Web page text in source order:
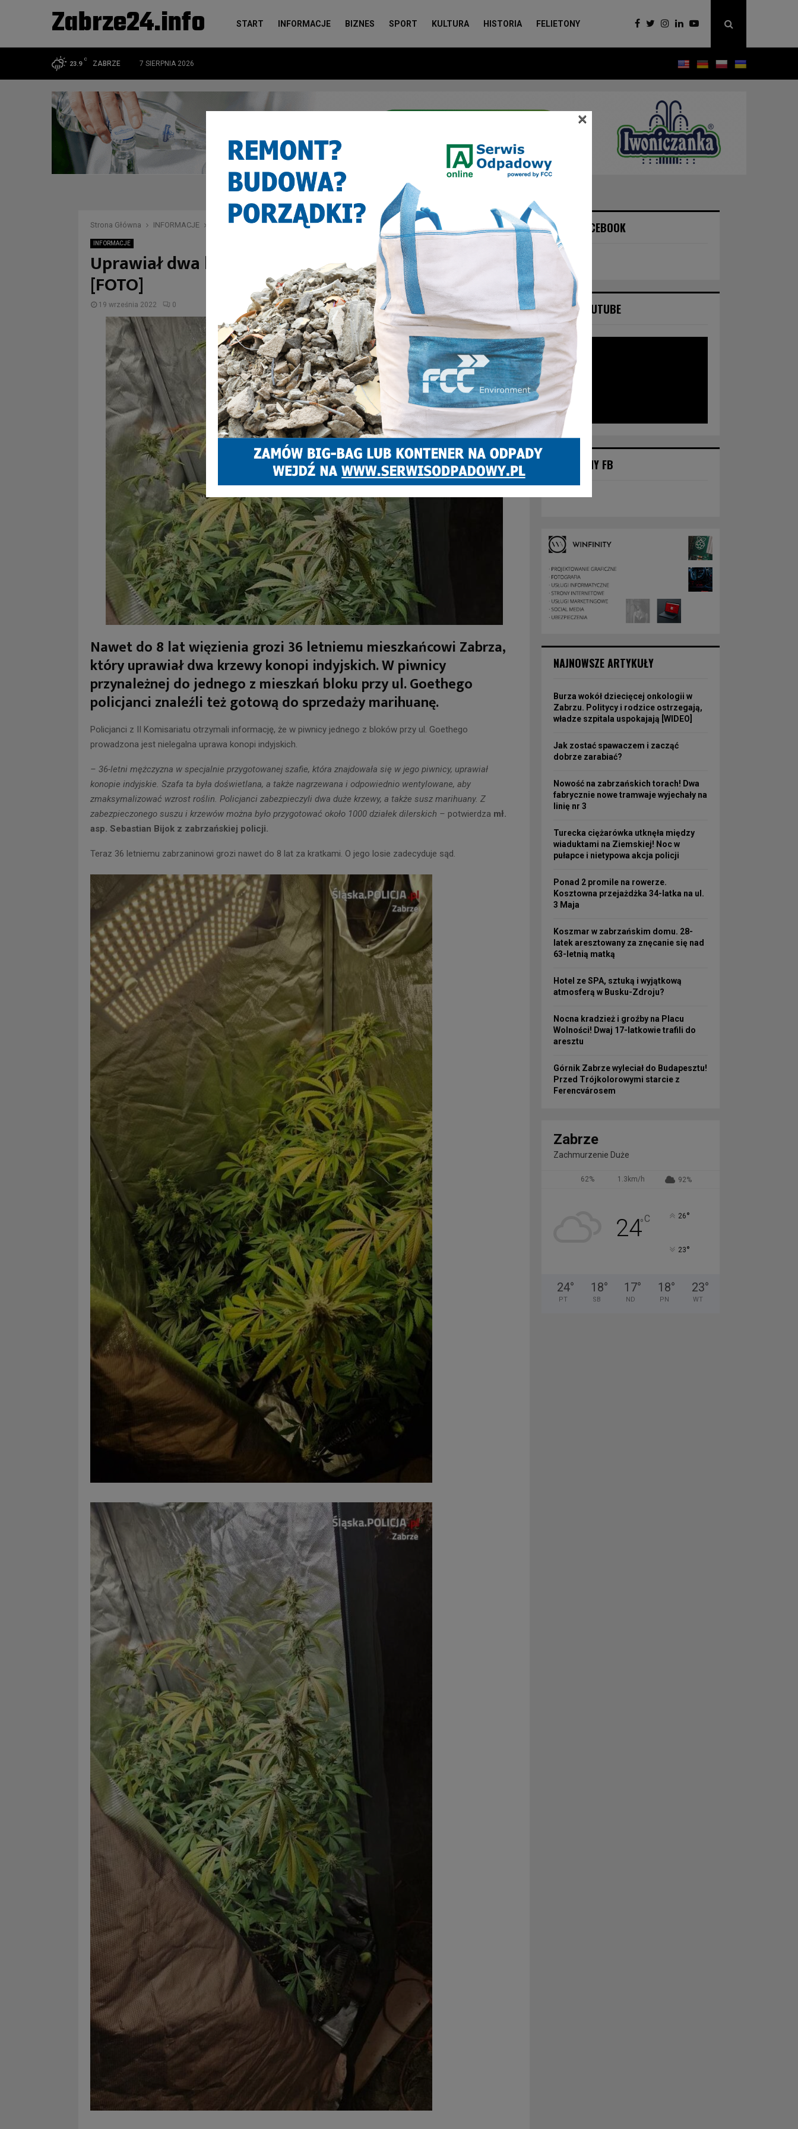
Zabrze24.info START INFORMACJE BIZNES SPORT KULTURA HISTORIA FELIETONY
23.9
C
ZABRZE 7 SIERPNIA 2026
Strona Główna INFORMACJE Uprawiał dwa krzewy konopi indyjskich w piwnicy [FOTO]
INFORMACJE
Uprawiał dwa krzewy konopi indyjskich w piwnicy
[FOTO]
19 września 2022 0
Nawet do 8 lat więzienia grozi 36 letniemu mieszkańcowi Zabrza,
który uprawiał dwa krzewy konopi indyjskich. W piwnicy
przynależnej do jednego z mieszkań bloku przy ul. Goethego
policjanci znaleźli też gotową do sprzedaży marihuanę.
Policjanci z II Komisariatu otrzymali informację, że w piwnicy jednego z bloków przy ul. Goethego
prowadzona jest nielegalna uprawa konopi indyjskich.
– 36-letni mężczyzna w specjalnie przygotowanej szafie, która znajdowała się w jego piwnicy, uprawiał
konopie indyjskie. Szafa ta była doświetlana, a także nagrzewana i odpowiednio wentylowane, aby
zmaksymalizować wzrost roślin. Policjanci zabezpieczyli dwa duże krzewy, a także susz marihuany. Z
zabezpieczonego suszu i krzewów można było przygotować około 1000 działek dilerskich – potwierdza mł.
asp. Sebastian Bijok z zabrzańskiej policji.
Teraz 36 letniemu zabrzaninowi grozi nawet do 8 lat za kratkami. O jego losie zadecyduje sąd.
NASZ FACEBOOK
NASZ YOUTUBE
POLECANY FB
NAJNOWSZE ARTYKUŁY
Burza wokół dziecięcej onkologii w
Zabrzu. Politycy i rodzice ostrzegają,
władze szpitala uspokajają [WIDEO]
Jak zostać spawaczem i zacząć
dobrze zarabiać?
Nowość na zabrzańskich torach! Dwa
fabrycznie nowe tramwaje wyjechały na
linię nr 3
Turecka ciężarówka utknęła między
wiaduktami na Ziemskiej! Noc w
pułapce i nietypowa akcja policji
Ponad 2 promile na rowerze.
Kosztowna przejażdżka 34-latka na ul.
3 Maja
Koszmar w zabrzańskim domu. 28-
latek aresztowany za znęcanie się nad
63-letnią matką
Hotel ze SPA, sztuką i wyjątkową
atmosferą w Busku-Zdroju?
Nocna kradzież i groźby na Placu
Wolności! Dwaj 17-latkowie trafili do
aresztu
Górnik Zabrze wyleciał do Budapesztu!
Przed Trójkolorowymi starcie z
Ferencvárosem
Zabrze
Zachmurzenie Duże
62% 1.3km/h 92%
24°C 26°
23°
24°
PT
18°
SB
17°
ND
18°
PN
23°
WT
×